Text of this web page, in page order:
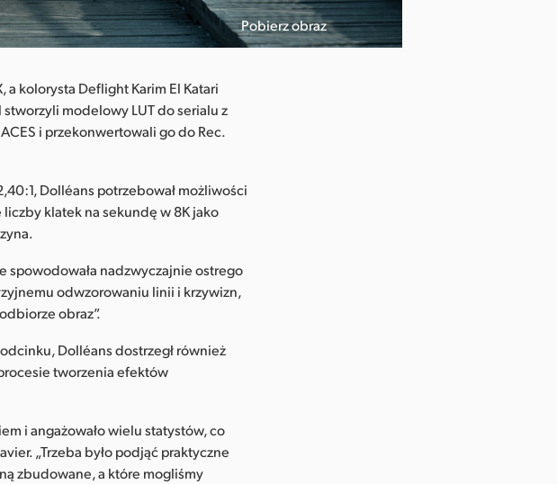
Pobierz obraz
a kolorysta Deflight Karim El Katari
modelowy LUT do serialu z
i przekonwertowali go do Rec.
Dolléans potrzebował możliwości
klatek na sekundę w 8K jako
spowodowała nadzwyczajnie ostrego
odwzorowaniu linii i krzywizn,
obraz”.
Dolléans dostrzegł również
tworzenia efektów
i angażowało wielu statystów, co
„Trzeba było podjąć praktyczne
zbudowane, a które mogliśmy